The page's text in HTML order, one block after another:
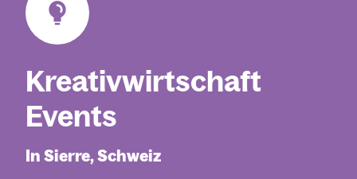
Kreativwirtschaft
Events
In Sierre, Schweiz